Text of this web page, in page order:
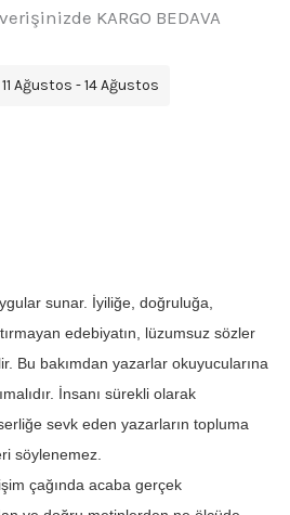
KARGO BEDAVA
Ağustos - 14 Ağustos
sunar. İyiliğe, doğruluğa,
edebiyatın, lüzumsuz sözler
Bu bakımdan yazarlar okuyucularına
İnsanı sürekli olarak
sevk eden yazarların topluma
söylenemez.
çağında acaba gerçek